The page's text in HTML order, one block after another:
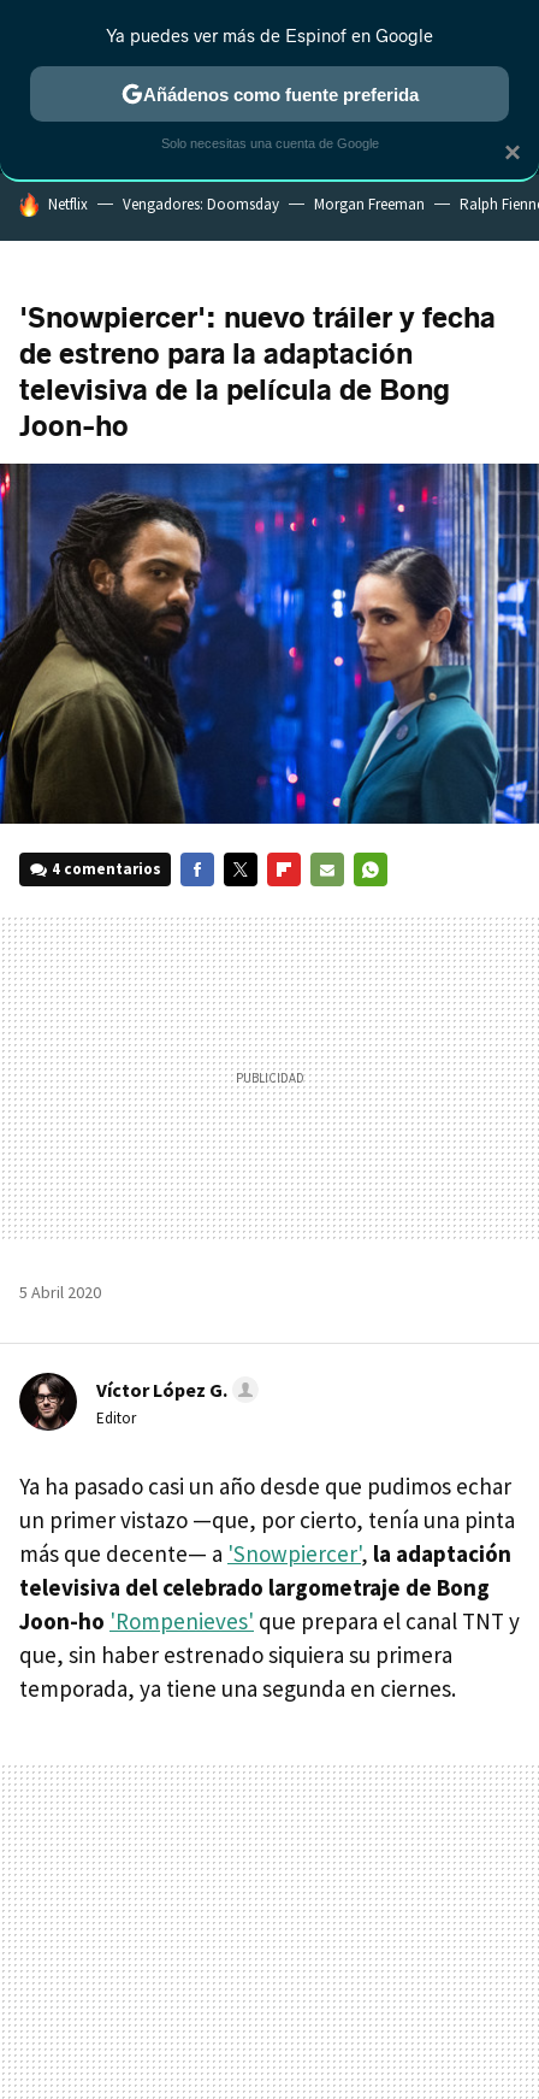
MENÚ NUEVO
ESTRENOS REALITY ANIME RANKINGS CINE
HOY SE HABLA DE
Netflix Vengadores: Doomsday Morgan Freeman Ralph
'Snowpiercer': nuevo tráiler y fecha
de estreno para la adaptación
televisiva de la película de Bong
Joon-ho
4 comentarios
MAIL
5 Abril 2020
Víctor López G.
Editor
Ya ha pasado casi un año desde que pudimos echar
un primer vistazo —que, por cierto, tenía una pinta
más que decente— a 'Snowpiercer', la adaptación
televisiva del celebrado largometraje de Bong
Joon-ho 'Rompenieves' que prepara el canal TNT y
que, sin haber estrenado siquiera su primera
temporada, ya tiene una segunda en ciernes.
×
Ya puedes ver más de Espinof en Google
Añádenos como fuente preferida
Solo necesitas una cuenta de Google